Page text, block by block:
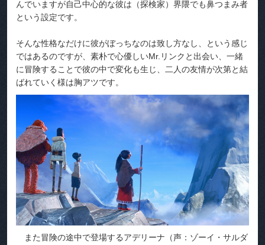
んでいますが自己中心的な彼は（探検家）界隈でも鼻つまみ者
という設定です。
そんな性格なだけに彼がぼっちなのは致し方なし、という感じ
ではあるのですが、素朴で心優しいMr.リンクと出会い、一緒
に冒険することで彼の中で変化も生じ、二人の友情が次第と結
ばれていく様は胸アツです。
また冒険の途中で登場するアデリーナ（声：ゾーイ・サルダ